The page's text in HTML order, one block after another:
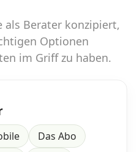
als Berater konzipiert,
Optionen
im Griff zu haben.
Das Abo